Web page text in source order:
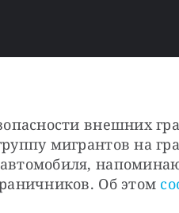
внешних
мигрантов на
Об этом